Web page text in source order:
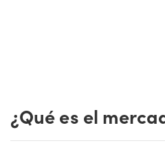
¿Qué es el